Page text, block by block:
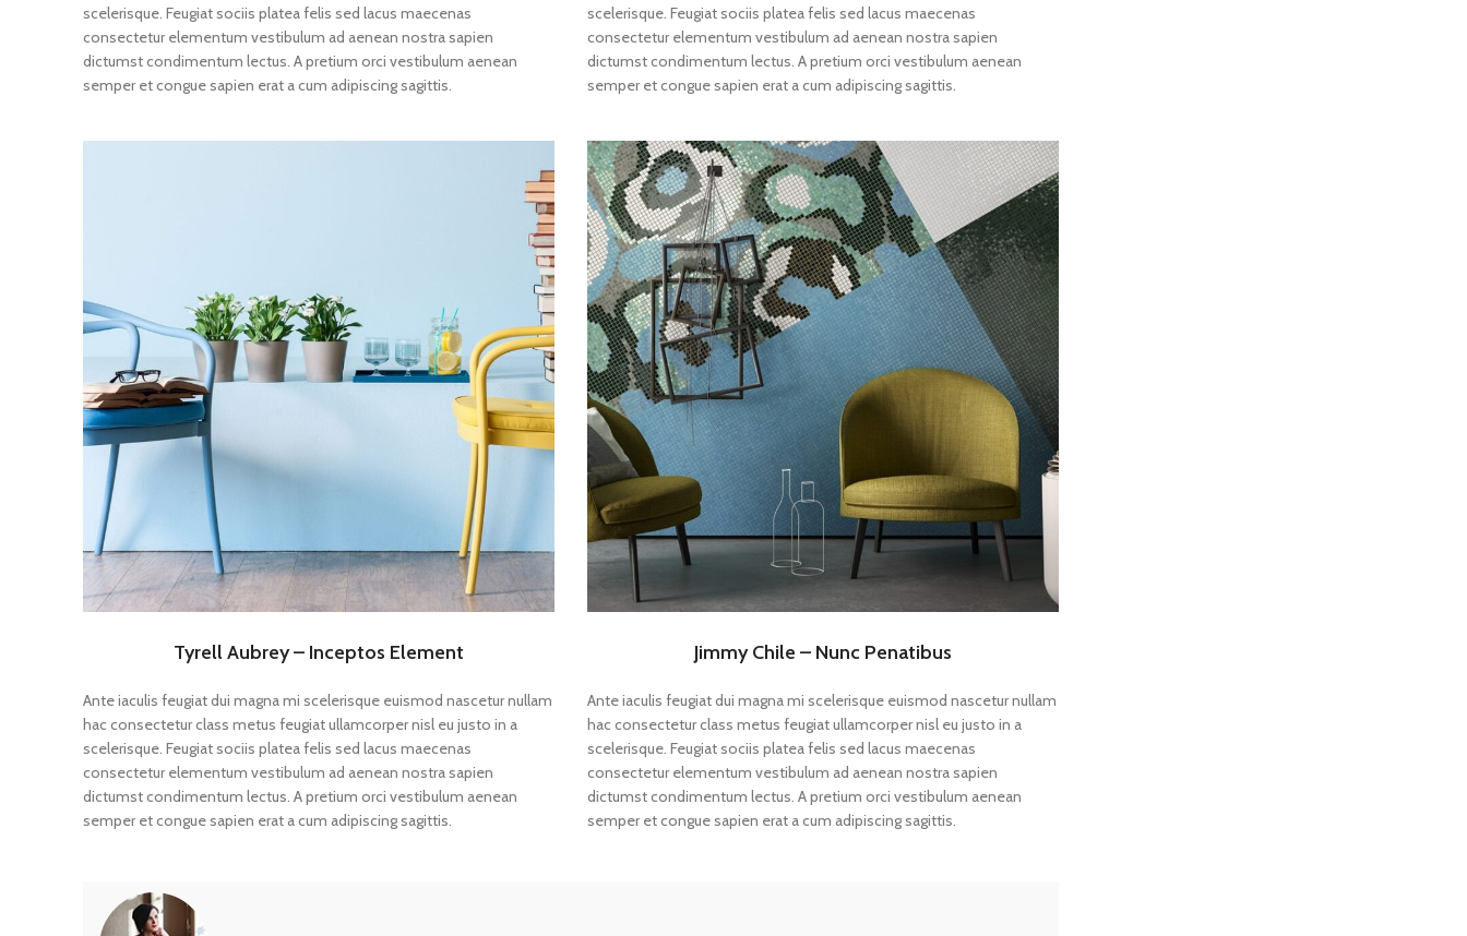
scelerisque. Feugiat sociis platea felis sed lacus maecenas
consectetur elementum vestibulum ad aenean nostra sapien
dictumst condimentum lectus. A pretium orci vestibulum aenean
semper et congue sapien erat a cum adipiscing sagittis.
scelerisque. Feugiat sociis platea felis sed lacus maecenas
consectetur elementum vestibulum ad aenean nostra sapien
dictumst condimentum lectus. A pretium orci vestibulum aenean
semper et congue sapien erat a cum adipiscing sagittis.
Tyrell Aubrey – Inceptos Element
Ante iaculis feugiat dui magna mi scelerisque euismod nascetur nullam
hac consectetur class metus feugiat ullamcorper nisl eu justo in a
scelerisque. Feugiat sociis platea felis sed lacus maecenas
consectetur elementum vestibulum ad aenean nostra sapien
dictumst condimentum lectus. A pretium orci vestibulum aenean
semper et congue sapien erat a cum adipiscing sagittis.
Jimmy Chile – Nunc Penatibus
Ante iaculis feugiat dui magna mi scelerisque euismod nascetur nullam
hac consectetur class metus feugiat ullamcorper nisl eu justo in a
scelerisque. Feugiat sociis platea felis sed lacus maecenas
consectetur elementum vestibulum ad aenean nostra sapien
dictumst condimentum lectus. A pretium orci vestibulum aenean
semper et congue sapien erat a cum adipiscing sagittis.